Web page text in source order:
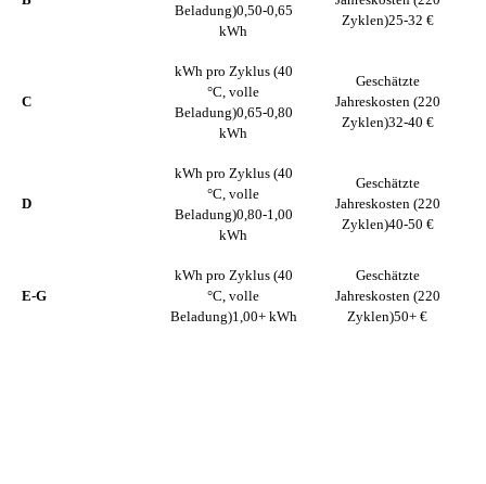
Beladung)0,50-0,65
kWh
Zyklen)25-32 €
C
kWh pro Zyklus (40
°C, volle
Beladung)0,65-0,80
kWh
Geschätzte
Jahreskosten (220
Zyklen)32-40 €
D
kWh pro Zyklus (40
°C, volle
Beladung)0,80-1,00
kWh
Geschätzte
Jahreskosten (220
Zyklen)40-50 €
E-G
kWh pro Zyklus (40
°C, volle
Beladung)1,00+ kWh
Geschätzte
Jahreskosten (220
Zyklen)50+ €